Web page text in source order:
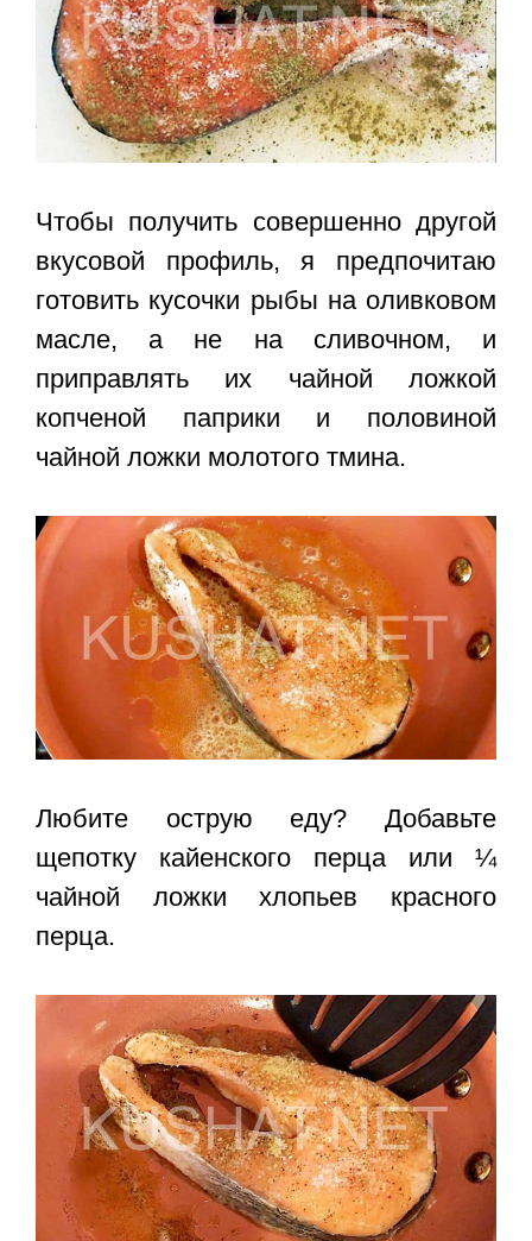
Чтобы получить совершенно другой
вкусовой профиль, я предпочитаю
готовить кусочки рыбы на оливковом
масле, а не на сливочном, и
приправлять их чайной ложкой
копченой паприки и половиной
чайной ложки молотого тмина.
Любите острую еду? Добавьте
щепотку кайенского перца или ¼
чайной ложки хлопьев красного
перца.